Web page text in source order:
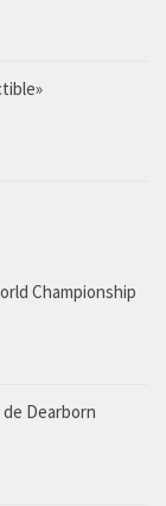
Championship
Dearborn